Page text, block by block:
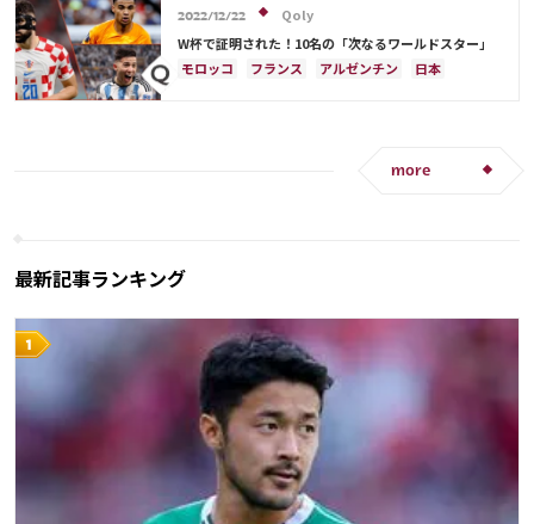
リオネル・メッシ
フランス
ポーランド
日本 日本代表
C・ロナウド
マヌエル・ノイアー
カゼミーロ 堂安 律
2022/12/22
Qoly
W杯で証明された！10名の「次なるワールドスター」
モロッコ
フランス アルゼンチン
日本
more
最新記事ランキング